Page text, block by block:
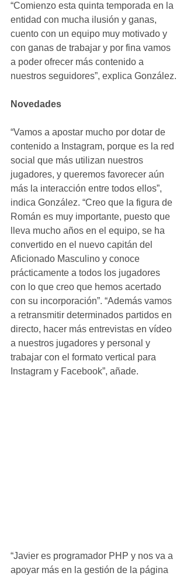
“Comienzo esta quinta temporada en la
entidad con mucha ilusión y ganas,
cuento con un equipo muy motivado y
con ganas de trabajar y por fina vamos
a poder ofrecer más contenido a
nuestros seguidores”, explica González.
Novedades
“Vamos a apostar mucho por dotar de
contenido a Instagram, porque es la red
social que más utilizan nuestros
jugadores, y queremos favorecer aún
más la interacción entre todos ellos”,
indica González. “Creo que la figura de
Román es muy importante, puesto que
lleva mucho años en el equipo, se ha
convertido en el nuevo capitán del
Aficionado Masculino y conoce
prácticamente a todos los jugadores
con lo que creo que hemos acertado
con su incorporación”. “Además vamos
a retransmitir determinados partidos en
directo, hacer más entrevistas en vídeo
a nuestros jugadores y personal y
trabajar con el formato vertical para
Instagram y Facebook”, añade.
“Javier es programador PHP y nos va a
apoyar más en la gestión de la página